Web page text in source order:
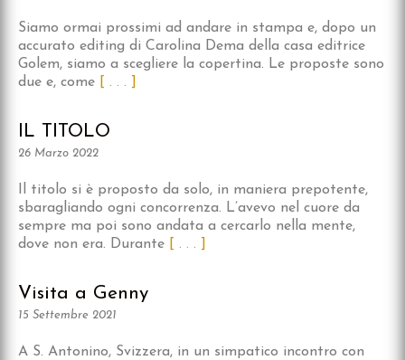
Siamo ormai prossimi ad andare in stampa e, dopo un
accurato editing di Carolina Dema della casa editrice
Golem, siamo a scegliere la copertina. Le proposte sono
due e, come
[ . . . ]
IL TITOLO
26 Marzo 2022
Il titolo si è proposto da solo, in maniera prepotente,
sbaragliando ogni concorrenza. L’avevo nel cuore da
sempre ma poi sono andata a cercarlo nella mente,
dove non era. Durante
[ . . . ]
Visita a Genny
15 Settembre 2021
A S. Antonino, Svizzera, in un simpatico incontro con